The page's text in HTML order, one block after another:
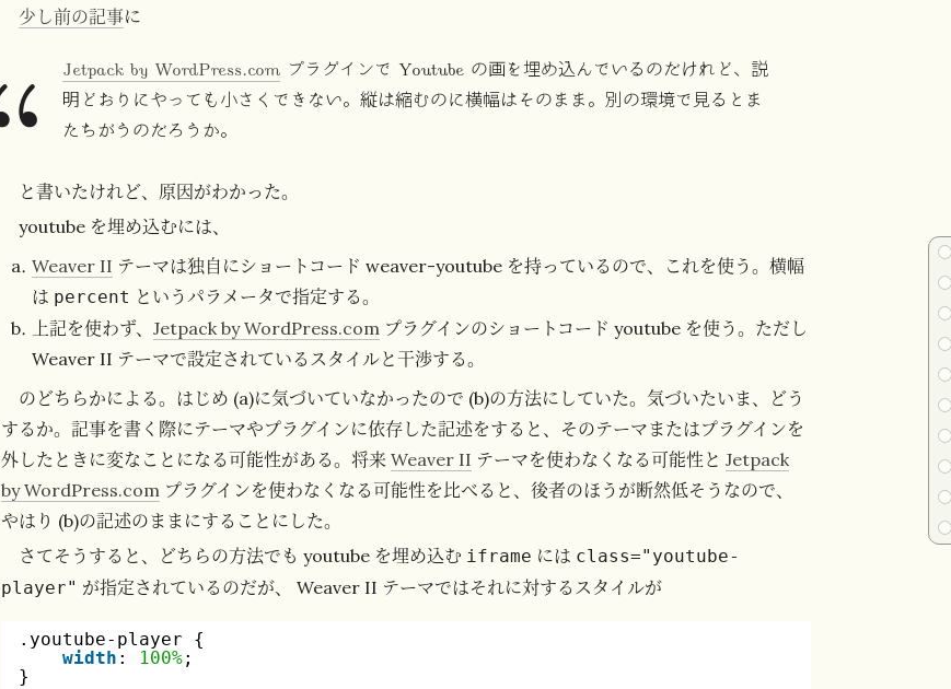
少し前の記事に
Jetpack by WordPress.com プラグインで Youtube の画を埋め込んでいるのだけれど、説
明どおりにやっても小さくできない。縦は縮むのに横幅はそのまま。別の環境で見るとま
たちがうのだろうか。
と書いたけれど、原因がわかった。
youtube を埋め込むには、
Weaver II テーマは独自にショートコード weaver-youtube を持っているので、これを使う。横幅
は percent というパラメータで指定する。
上記を使わず、Jetpack by WordPress.com プラグインのショートコード youtube を使う。ただし
Weaver II テーマで設定されているスタイルと干渉する。
のどちらかによる。はじめ (a)に気づいていなかったので (b)の方法にしていた。気づいたいま、どう
するか。記事を書く際にテーマやプラグインに依存した記述をすると、そのテーマまたはプラグインを
外したときに変なことになる可能性がある。将来Weaver II テーマを使わなくなる可能性とJetpack
by WordPress.com プラグインを使わなくなる可能性を比べると、後者のほうが断然低そうなので、
やはり (b)の記述のままにすることにした。
さてそうすると、どちらの方法でも youtube を埋め込む iframe には class="youtube-
player" が指定されているのだが、 Weaver II テーマではそれに対するスタイルが
.youtube-player {
width : 100%;
}